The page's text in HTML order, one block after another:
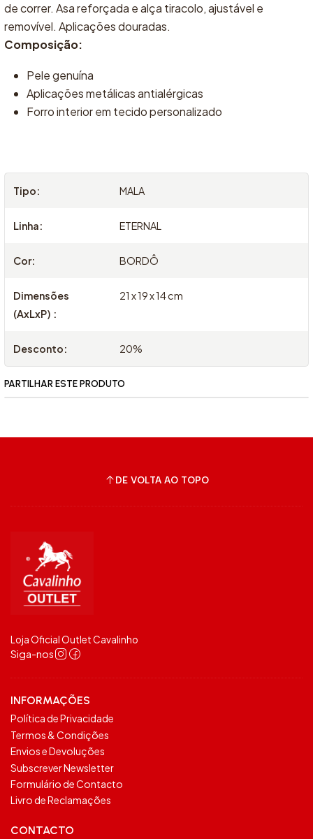
de correr. Asa reforçada e alça tiracolo, ajustável e
removível. Aplicações douradas.
Composição:
Pele genuína
Aplicações metálicas antialérgicas
Forro interior em tecido personalizado
Tipo: MALA
Linha: ETERNAL
Cor: BORDÔ
Dimensões
(AxLxP) :
21 x 19 x 14 cm
Desconto: 20%
PARTILHAR ESTE PRODUTO
DE VOLTA AO TOPO
Loja Oficial Outlet Cavalinho
Siga-nos
INFORMAÇÕES
Política de Privacidade
Termos & Condições
Envios e Devoluções
Subscrever Newsletter
Formulário de Contacto
Livro de Reclamações
CONTACTO